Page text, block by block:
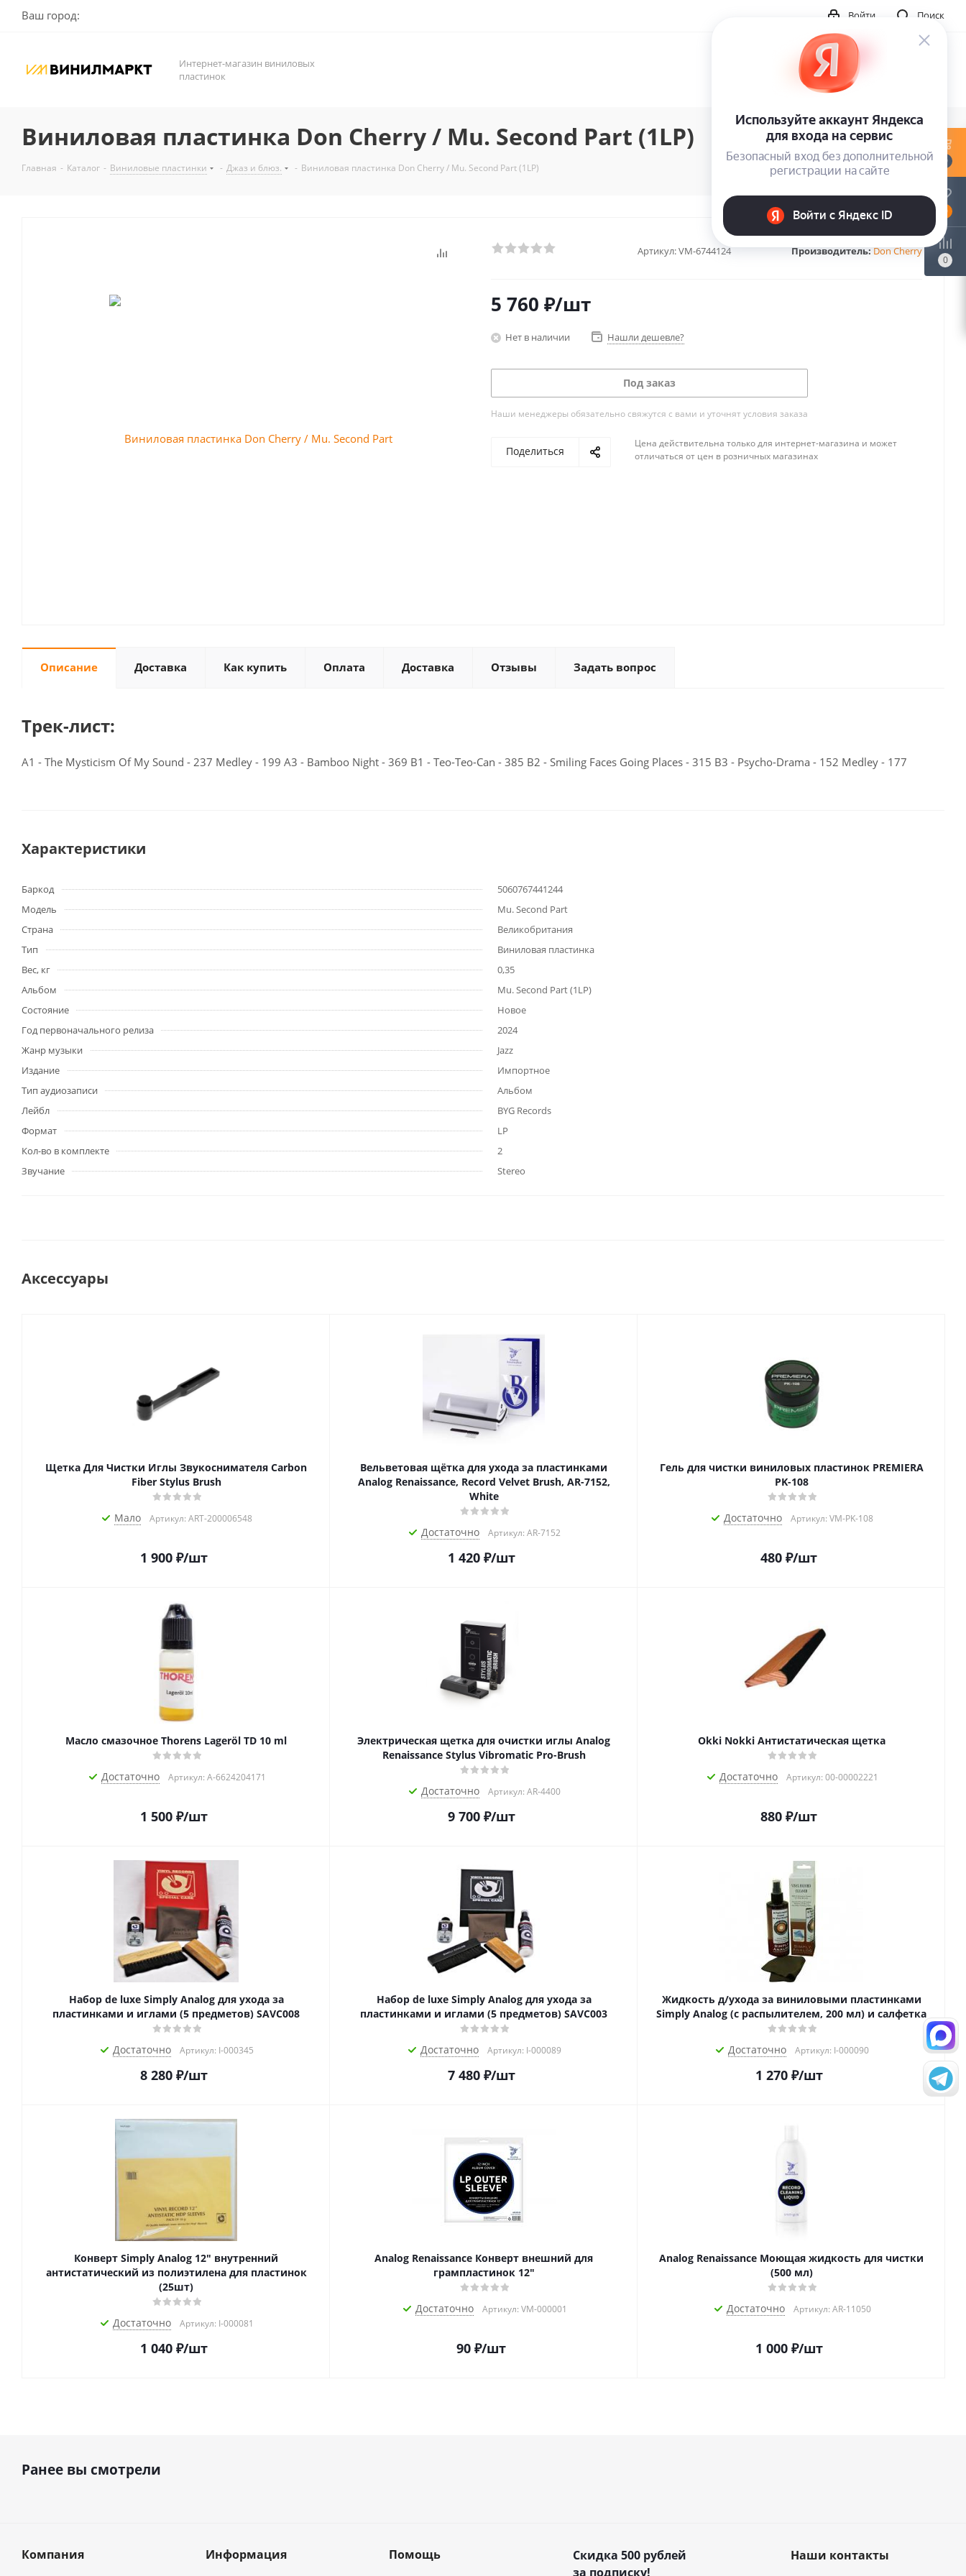
Ваш город: Поиск
Войти
Интернет-магазин виниловых
пластинок
Виниловая пластинка Don Cherry / Mu. Second Part (1LP)
Главная - Каталог - Виниловые пластинки - Джаз и блюз. - Виниловая пластинка Don Cherry / Mu. Second Part (1LP)
Артикул:VM-6744124 Производитель:Don Cherry
5 760 ₽/шт
Нет в наличии Нашли дешевле?
Под заказ
Наши менеджеры обязательно свяжутся с вами и уточнят условия заказа
Поделиться
Цена действительна только для интернет-магазина и может
отличаться от цен в розничных магазинах
Описание Доставка Как купить Оплата Доставка Отзывы Задать вопрос
Трек-лист:
A1 - The Mysticism Of My Sound - 237 Medley - 199 A3 - Bamboo Night - 369 B1 - Teo-Teo-Can - 385 B2 - Smiling Faces Going Places - 315 B3 - Psycho-Drama - 152 Medley - 177
Характеристики
Баркод
5060767441244
Модель
Mu. Second Part
Страна
Великобритания
Тип
Виниловая пластинка
Вес, кг
0,35
Альбом
Mu. Second Part (1LP)
Состояние
Новое
Год первоначального релиза
2024
Жанр музыки
Jazz
Издание
Импортное
Тип аудиозаписи
Альбом
Лейбл
BYG Records
Формат
LP
Кол-во в комплекте
2
Звучание
Stereo
Аксессуары
Щетка Для Чистки Иглы Звукоснимателя Carbon
Fiber Stylus Brush
Мало Артикул: ART-200006548
1 900₽/шт
Вельветовая щётка для ухода за пластинками
Analog Renaissance, Record Velvet Brush, AR-7152,
White
Достаточно Артикул: AR-7152
1 420₽/шт
Гель для чистки виниловых пластинок PREMIERA
PK-108
Достаточно Артикул: VM-PK-108
480 ₽/шт
Масло смазочное Thorens Lageröl TD 10 ml
Достаточно Артикул: A-6624204171
1 500₽/шт
Электрическая щетка для очистки иглы Analog
Renaissance Stylus Vibromatic Pro-Brush
Достаточно Артикул: AR-4400
9 700₽/шт
Okki Nokki Антистатическая щетка
Достаточно Артикул: 00-00002221
880 ₽/шт
Набор de luxe Simply Analog для ухода за
пластинками и иглами (5 предметов) SAVC008
Достаточно Артикул: I-000345
8 280₽/шт
Набор de luxe Simply Analog для ухода за
пластинками и иглами (5 предметов) SAVC003
Достаточно Артикул: I-000089
7 480₽/шт
Жидкость д/ухода за виниловыми пластинками
Simply Analog (с распылителем, 200 мл) и салфетка
Достаточно Артикул: I-000090
1 270₽/шт
Конверт Simply Analog 12" внутренний
антистатический из полиэтилена для пластинок
(25шт)
Достаточно Артикул: I-000081
1 040₽/шт
Analog Renaissance Конверт внешний для
грампластинок 12"
Достаточно Артикул: VM-000001
90 ₽/шт
Analog Renaissance Моющая жидкость для чистки
(500 мл)
Достаточно Артикул: AR-11050
1 000₽/шт
Ранее вы смотрели
Компания Информация Помощь
Скидка 500 рублей
за подписку!
Наши контакты
0
0
0